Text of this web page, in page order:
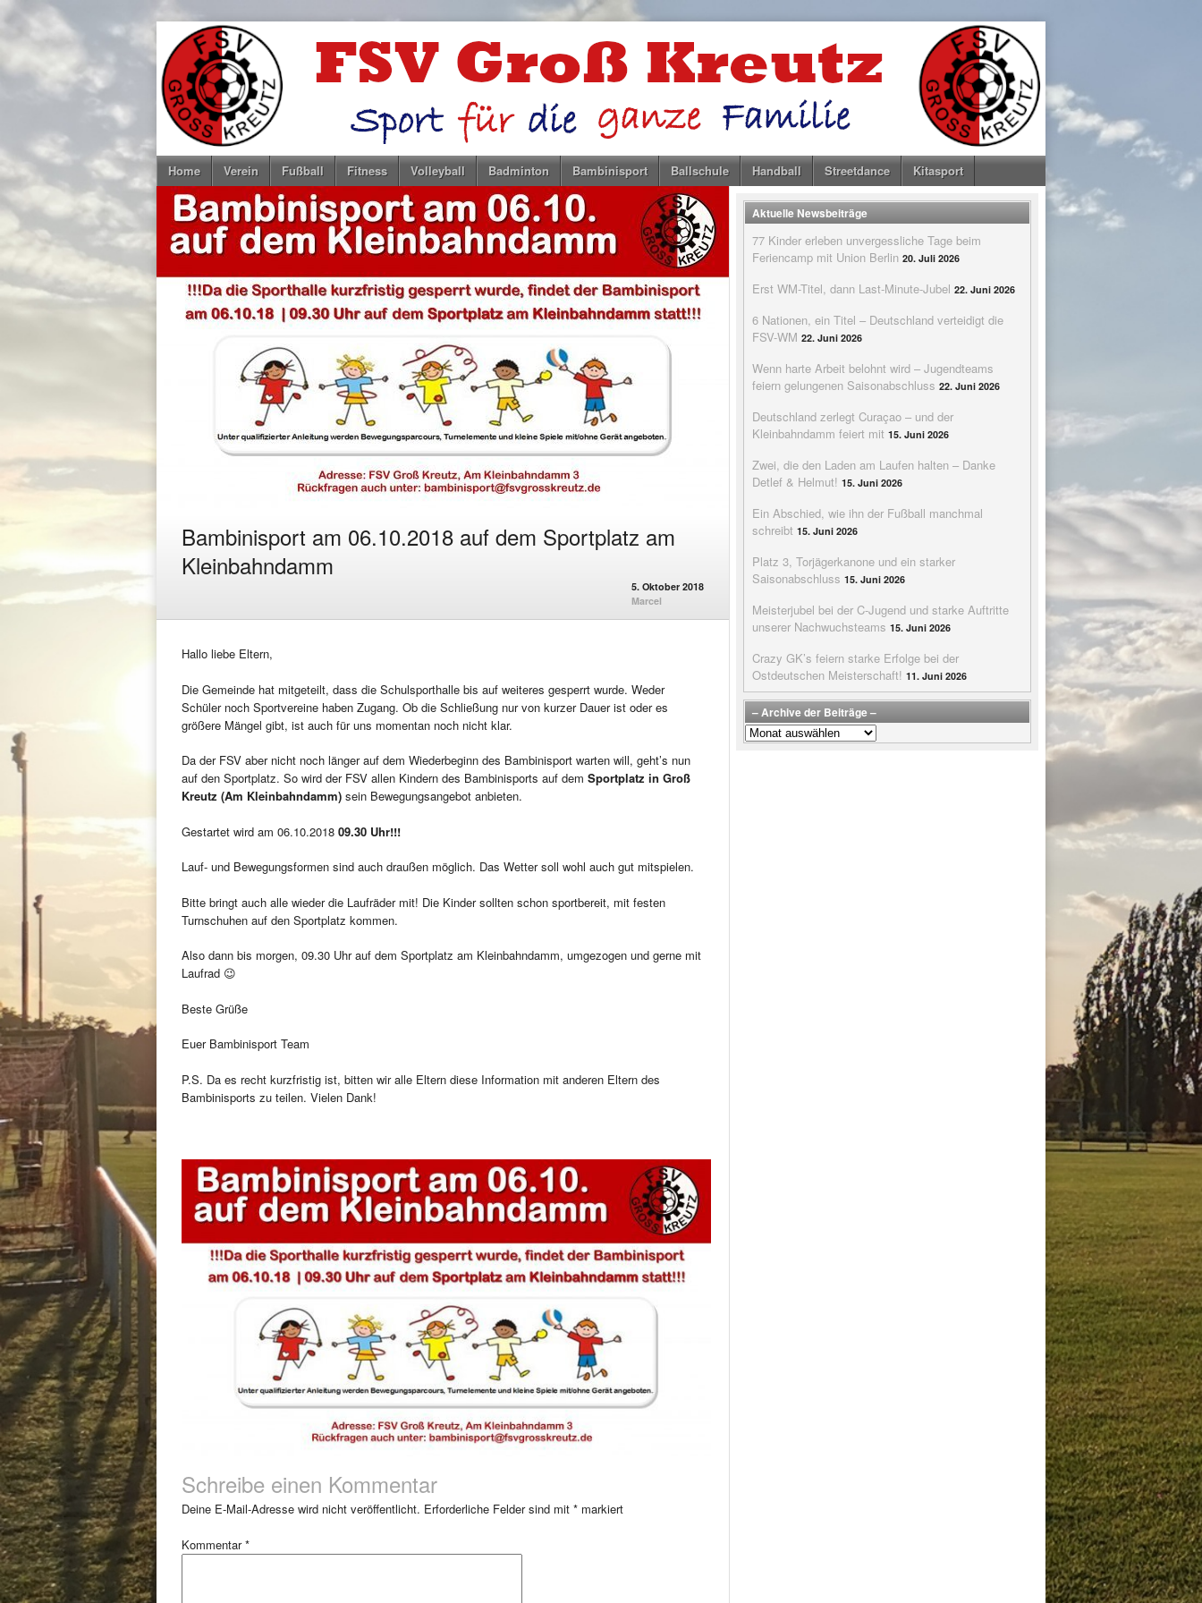
Home Verein Fußball Fitness Volleyball Badminton Bambinisport Ballschule Handball Streetdance Kitasport
Bambinisport am 06.10.2018 auf dem Sportplatz am
Kleinbahndamm
5. Oktober 2018
Marcel
Hallo liebe Eltern,
Die Gemeinde hat mitgeteilt, dass die Schulsporthalle bis auf weiteres gesperrt wurde. Weder
Schüler noch Sportvereine haben Zugang. Ob die Schließung nur von kurzer Dauer ist oder es
größere Mängel gibt, ist auch für uns momentan noch nicht klar.
Da der FSV aber nicht noch länger auf dem Wiederbeginn des Bambinisport warten will, geht’s nun
auf den Sportplatz. So wird der FSV allen Kindern des Bambinisports auf dem Sportplatz in Groß
Kreutz (Am Kleinbahndamm) sein Bewegungsangebot anbieten.
Gestartet wird am 06.10.2018 09.30 Uhr!!!
Lauf- und Bewegungsformen sind auch draußen möglich. Das Wetter soll wohl auch gut mitspielen.
Bitte bringt auch alle wieder die Laufräder mit! Die Kinder sollten schon sportbereit, mit festen
Turnschuhen auf den Sportplatz kommen.
Also dann bis morgen, 09.30 Uhr auf dem Sportplatz am Kleinbahndamm, umgezogen und gerne mit
Laufrad 😉
Beste Grüße
Euer Bambinisport Team
P.S. Da es recht kurzfristig ist, bitten wir alle Eltern diese Information mit anderen Eltern des
Bambinisports zu teilen. Vielen Dank!
Schreibe einen Kommentar
Deine E-Mail-Adresse wird nicht veröffentlicht. Erforderliche Felder sind mit * markiert
Kommentar*
Aktuelle Newsbeiträge
77 Kinder erleben unvergessliche Tage beim
Feriencamp mit Union Berlin 20. Juli 2026
Erst WM-Titel, dann Last-Minute-Jubel 22. Juni 2026
6 Nationen, ein Titel – Deutschland verteidigt die
FSV-WM 22. Juni 2026
Wenn harte Arbeit belohnt wird – Jugendteams
feiern gelungenen Saisonabschluss 22. Juni 2026
Deutschland zerlegt Curaçao – und der
Kleinbahndamm feiert mit 15. Juni 2026
Zwei, die den Laden am Laufen halten – Danke
Detlef & Helmut! 15. Juni 2026
Ein Abschied, wie ihn der Fußball manchmal
schreibt 15. Juni 2026
Platz 3, Torjägerkanone und ein starker
Saisonabschluss 15. Juni 2026
Meisterjubel bei der C-Jugend und starke Auftritte
unserer Nachwuchsteams 15. Juni 2026
Crazy GK’s feiern starke Erfolge bei der
Ostdeutschen Meisterschaft! 11. Juni 2026
– Archive der Beiträge –
–
Archive